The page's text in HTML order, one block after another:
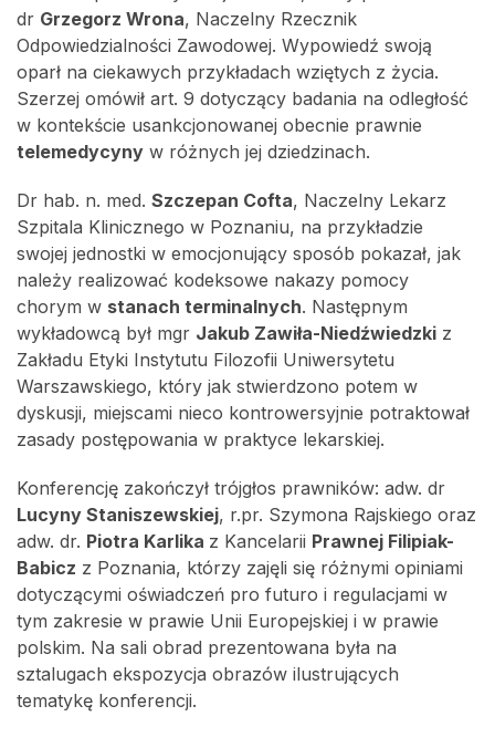
dr Grzegorz Wrona, Naczelny Rzecznik
Odpowiedzialności Zawodowej. Wypowiedź swoją
oparł na ciekawych przykładach wziętych z życia.
Szerzej omówił art. 9 dotyczący badania na odległość
w kontekście usankcjonowanej obecnie prawnie
telemedycyny w różnych jej dziedzinach.
Dr hab. n. med. Szczepan Cofta, Naczelny Lekarz
Szpitala Klinicznego w Poznaniu, na przykładzie
swojej jednostki w emocjonujący sposób pokazał, jak
należy realizować kodeksowe nakazy pomocy
chorym w stanach terminalnych. Następnym
wykładowcą był mgr Jakub Zawiła-Niedźwiedzki z
Zakładu Etyki Instytutu Filozofii Uniwersytetu
Warszawskiego, który jak stwierdzono potem w
dyskusji, miejscami nieco kontrowersyjnie potraktował
zasady postępowania w praktyce lekarskiej.
Konferencję zakończył trójgłos prawników: adw. dr
Lucyny Staniszewskiej, r.pr. Szymona Rajskiego oraz
adw. dr. Piotra Karlika z Kancelarii Prawnej Filipiak-
Babicz z Poznania, którzy zajęli się różnymi opiniami
dotyczącymi oświadczeń pro futuro i regulacjami w
tym zakresie w prawie Unii Europejskiej i w prawie
polskim. Na sali obrad prezentowana była na
sztalugach ekspozycja obrazów ilustrujących
tematykę konferencji.